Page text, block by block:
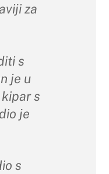
za
s
je u
s
je
s